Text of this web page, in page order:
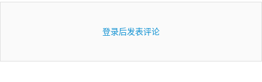
登录后发表评论